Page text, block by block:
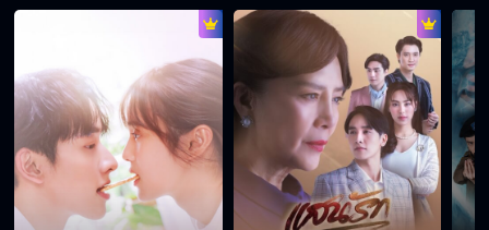
แสนรัก EP.12
แสนรัก EP.13
แสนรัก EP.14